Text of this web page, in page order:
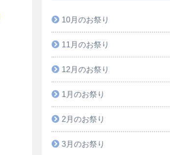
10月のお祭り
11月のお祭り
12月のお祭り
1月のお祭り
2月のお祭り
3月のお祭り